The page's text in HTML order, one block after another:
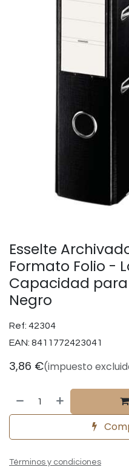
Esselte
Formato Folio -
Capacidad
Negro
Ref: 42304
EAN: 8411772423041
3,86 €(impuesto
Términos y condiciones